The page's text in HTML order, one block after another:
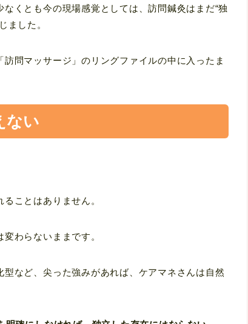
くとも今の現場感覚としては、訪問鍼灸はまだ“独
ました。
問マッサージ」のリングファイルの中に入ったま
ない
ことはありません。
わらないままです。
など、尖った強みがあれば、ケアマネさんは自然